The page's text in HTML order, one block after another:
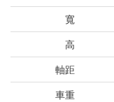
寬
高
軸距
車重